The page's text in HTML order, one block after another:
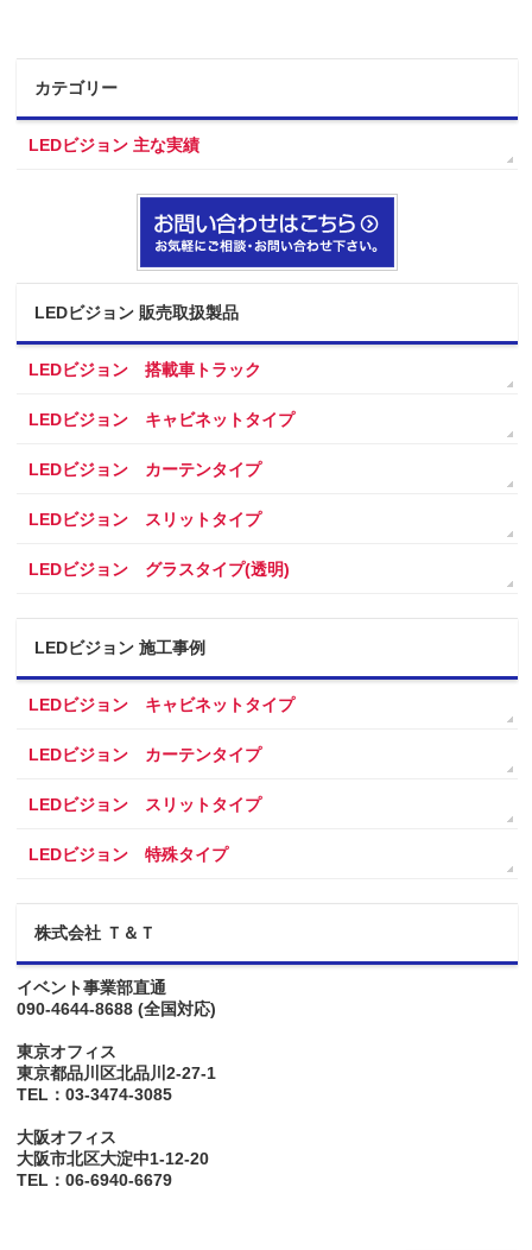
カテゴリー
LEDビジョン 主な実績
LEDビジョン 販売取扱製品
LEDビジョン 搭載車トラック
LEDビジョン キャビネットタイプ
LEDビジョン カーテンタイプ
LEDビジョン スリットタイプ
LEDビジョン グラスタイプ(透明)
LEDビジョン 施工事例
LEDビジョン キャビネットタイプ
LEDビジョン カーテンタイプ
LEDビジョン スリットタイプ
LEDビジョン 特殊タイプ
株式会社 Ｔ＆Ｔ
イベント事業部直通
090-4644-8688 (全国対応)
東京オフィス
東京都品川区北品川2-27-1
TEL：03-3474-3085
大阪オフィス
大阪市北区大淀中1-12-20
TEL：06-6940-6679